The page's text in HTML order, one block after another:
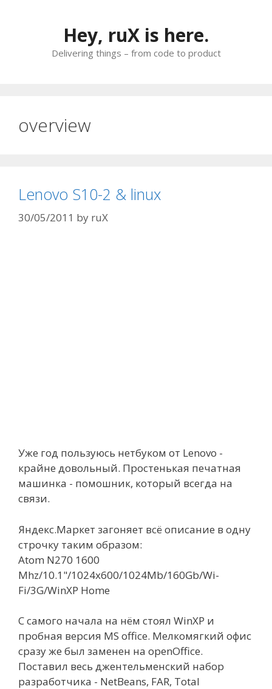
Hey, ruX is here.
Delivering things – from code to product
overview
Lenovo S10-2 & linux
30/05/2011 by ruX
Уже год пользуюсь нетбуком от Lenovо -
крайне довольный. Простенькая печатная
машинка - помошник, который всегда на
связи.
Яндекс.Маркет загоняет всё описание в одну
строчку таким образом:
Atom N270 1600
Mhz/10.1"/1024x600/1024Mb/160Gb/Wi-
Fi/3G/WinXP Home
С самого начала на нём стоял WinXP и
пробная версия MS office. Мелкомягкий офис
сразу же был заменен на openOffice.
Поставил весь джентельменский набор
разработчика - NetBeans, FAR, Total